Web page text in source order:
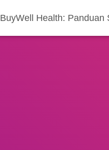
BuyWell Health: Panduan